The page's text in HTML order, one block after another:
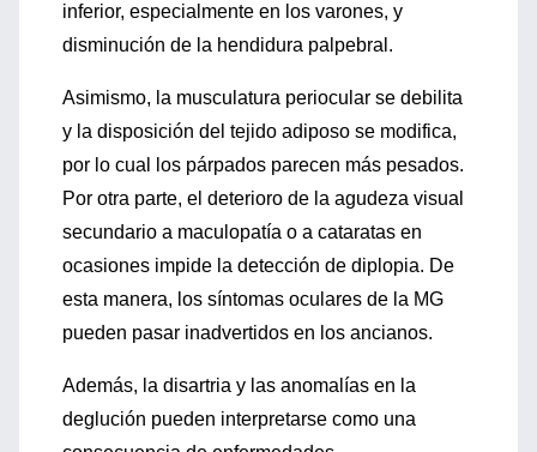
inferior, especialmente en los varones, y
disminución de la hendidura palpebral.
Asimismo, la musculatura periocular se debilita
y la disposición del tejido adiposo se modifica,
por lo cual los párpados parecen más pesados.
Por otra parte, el deterioro de la agudeza visual
secundario a maculopatía o a cataratas en
ocasiones impide la detección de diplopia. De
esta manera, los síntomas oculares de la MG
pueden pasar inadvertidos en los ancianos.
Además, la disartria y las anomalías en la
deglución pueden interpretarse como una